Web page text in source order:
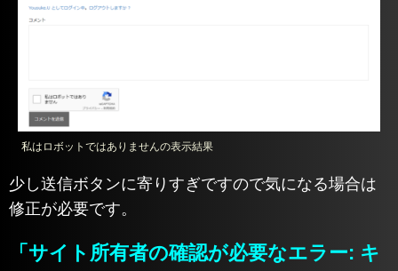
私はロボットではありませんの表示結果
少し送信ボタンに寄りすぎですので気になる場合は
修正が必要です。
「サイト所有者の確認が必要なエラー: キ